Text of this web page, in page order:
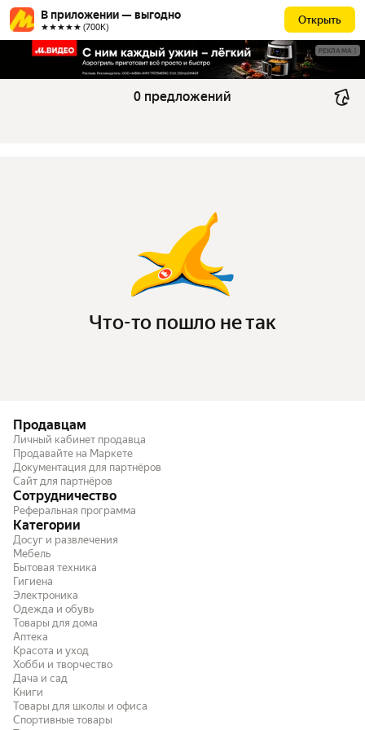
В приложении — выгодно
★★★★★ (700К)
Открыть
РЕКЛАМА
0 предложений
Что-то пошло не так
Продавцам
Личный кабинет продавца
Продавайте на Маркете
Документация для партнёров
Сайт для партнёров
Сотрудничество
Реферальная программа
Категории
Досуг и развлечения
Мебель
Бытовая техника
Гигиена
Электроника
Одежда и обувь
Товары для дома
Аптека
Красота и уход
Хобби и творчество
Дача и сад
Книги
Товары для школы и офиса
Спортивные товары